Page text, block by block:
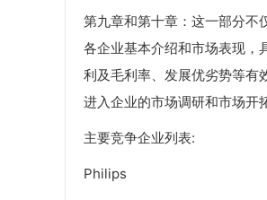
第九章和第十章：这一部分不
各企业基本介绍和市场表现，
利及毛利率、发展优劣势等有
进入企业的市场调研和市场开
主要竞争企业列表:
Philips